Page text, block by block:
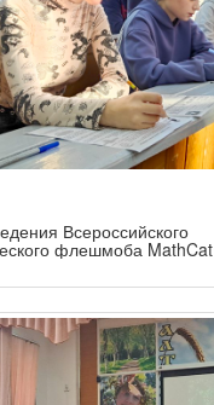
Всероссийского
флешмоба MathCat